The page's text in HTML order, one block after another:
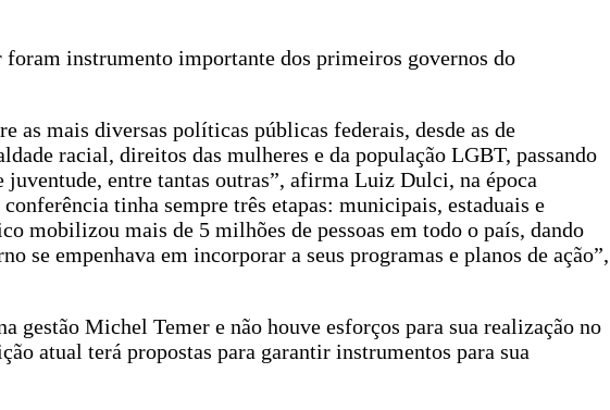
instrumento importante dos primeiros governos do
as mais diversas políticas públicas federais, desde as de
racial, direitos das mulheres e da população LGBT, passando
entre tantas outras”, afirma Luiz Dulci, na época
tinha sempre três etapas: municipais, estaduais e
mobilizou mais de 5 milhões de pessoas em todo o país, dando
se empenhava em incorporar a seus programas e planos de ação”,
gestão Michel Temer e não houve esforços para sua realização no
atual terá propostas para garantir instrumentos para sua